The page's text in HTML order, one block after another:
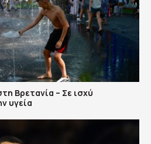
Βρετανία – Σε ισχύ
υγεία